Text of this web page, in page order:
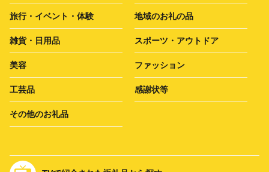
旅行・イベント・体験 地域のお礼の品
雑貨・日用品 スポーツ・アウトドア
美容 ファッション
工芸品 感謝状等
その他のお礼品